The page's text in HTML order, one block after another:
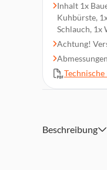
Inhalt 1x
Kuhbürste,
Schlauch, 1x
Achtung!
Beschreibung